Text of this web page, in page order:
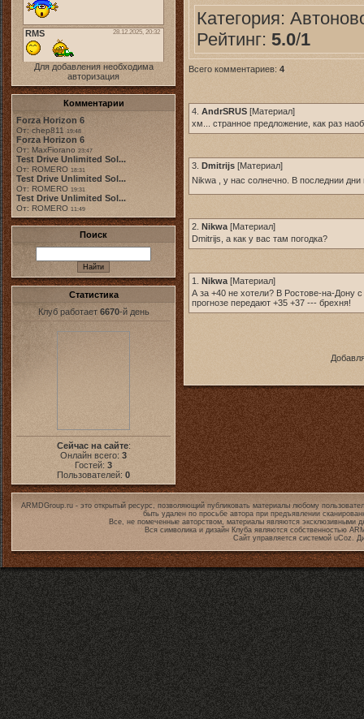
Для добавления необходима
авторизация
Комментарии
Forza Horizon 6
От: chep811 19:48
Forza Horizon 6
От: MaxFiorano 23:47
Test Drive Unlimited Sol...
От: ROMERO 18:31
Test Drive Unlimited Sol...
От: ROMERO 19:31
Test Drive Unlimited Sol...
От: ROMERO 11:49
Поиск
Статистика
Клуб работает 6670-й день
Сейчас на сайте:
Онлайн всего: 3
Гостей: 3
Пользователей: 0
Категория:
Рейтинг: 5.0/1
Всего комментариев: 4
4. AndrSRUS [Материал]
хм... странное предложение, как раз
3. Dmitrijs [Материал]
Nikwa , у нас солнечно. В последнии
2. Nikwa [Материал]
Dmitrijs, а как у вас там погодка?
1. Nikwa [Материал]
А за +40 не хотели? В Ростове-на-Дону
прогнозе передают +35 +37 --- брехня!
ARMDGroup.ru - это открытый ресурс, позволяющий публиковать материалы любому
быть удален по просьбе автора при предъявлении
Все, не помеченные авторством, материалы являются эксклюзивными
Вся символика и дизайн Клуба являются собственностью
Сайт управляется системой uCoz.